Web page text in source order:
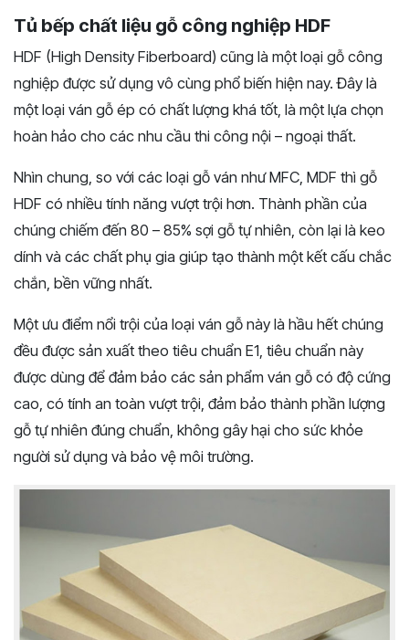
Tủ bếp chất liệu gỗ công nghiệp HDF
HDF (High Density Fiberboard) cũng là một loại gỗ công
nghiệp được sử dụng vô cùng phổ biến hiện nay. Đây là
một loại ván gỗ ép có chất lượng khá tốt, là một lựa chọn
hoàn hảo cho các nhu cầu thi công nội – ngoại thất.
Nhìn chung, so với các loại gỗ ván như MFC, MDF thì gỗ
HDF có nhiều tính năng vượt trội hơn. Thành phần của
chúng chiếm đến 80 – 85% sợi gỗ tự nhiên, còn lại là keo
dính và các chất phụ gia giúp tạo thành một kết cấu chắc
chắn, bền vững nhất.
Một ưu điểm nổi trội của loại ván gỗ này là hầu hết chúng
đều được sản xuất theo tiêu chuẩn E1, tiêu chuẩn này
được dùng để đảm bảo các sản phẩm ván gỗ có độ cứng
cao, có tính an toàn vượt trội, đảm bảo thành phần lượng
gỗ tự nhiên đúng chuẩn, không gây hại cho sức khỏe
người sử dụng và bảo vệ môi trường.